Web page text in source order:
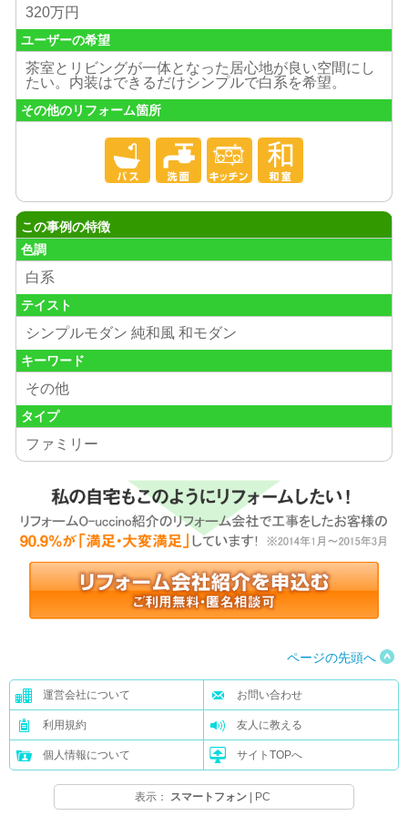
320万円
ユーザーの希望
茶室とリビングが一体となった居心地が良い空間にし
たい。内装はできるだけシンプルで白系を希望。
その他のリフォーム箇所
この事例の特徴
色調
白系
テイスト
シンプルモダン 純和風 和モダン
キーワード
その他
タイプ
ファミリー
ページの先頭へ
運営会社について お問い合わせ
利用規約 友人に教える
個人情報について サイトTOPへ
表示： スマートフォン PC